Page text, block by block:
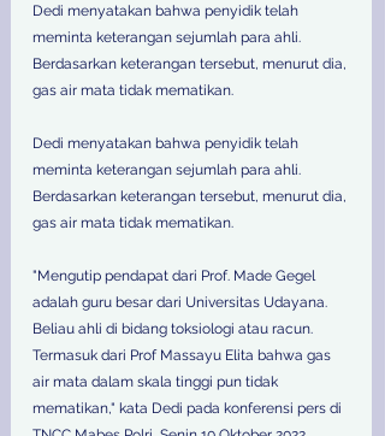
Dedi menyatakan bahwa penyidik telah
meminta keterangan sejumlah para ahli.
Berdasarkan keterangan tersebut, menurut dia,
gas air mata tidak mematikan.
Dedi menyatakan bahwa penyidik telah
meminta keterangan sejumlah para ahli.
Berdasarkan keterangan tersebut, menurut dia,
gas air mata tidak mematikan.
"Mengutip pendapat dari Prof. Made Gegel
adalah guru besar dari Universitas Udayana.
Beliau ahli di bidang toksiologi atau racun.
Termasuk dari Prof Massayu Elita bahwa gas
air mata dalam skala tinggi pun tidak
mematikan," kata Dedi pada konferensi pers di